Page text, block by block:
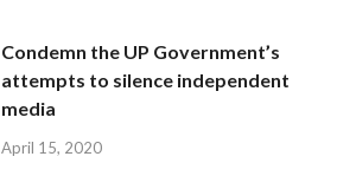
Condemn the UP Government’s
attempts to silence independent
media
April 15, 2020